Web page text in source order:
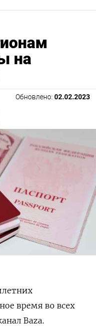
на
Обновлено: 02.02.2023
время во всех
Baza.